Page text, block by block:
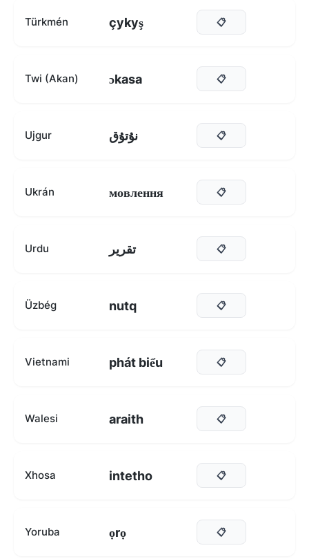
Türkmén çykyş 📋
Twi (Akan) ɔkasa 📋
Ujgur نۇتۇق 📋
Ukrán мовлення 📋
Urdu تقریر 📋
Üzbég nutq 📋
Vietnami phát biểu 📋
Walesi araith 📋
Xhosa intetho 📋
Yoruba ọrọ 📋